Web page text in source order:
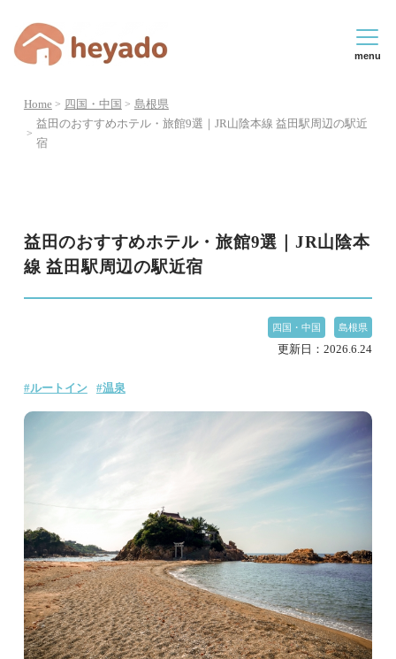
menu
Home 四国・中国
島根県
益田のおすすめホテル・旅館9選｜JR山陰本線 益田駅周辺の駅近
宿
益田のおすすめホテル・旅館9選｜JR山陰本
線 益田駅周辺の駅近宿
四国・中国 島根県
更新日：2026.6.24
#ルートイン #温泉